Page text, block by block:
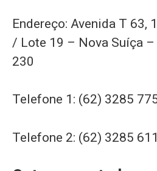
Endereço: Avenida T 63,
/ Lote 19 – Nova Suíça
230
Telefone 1: (62) 3285
Telefone 2: (62) 3285